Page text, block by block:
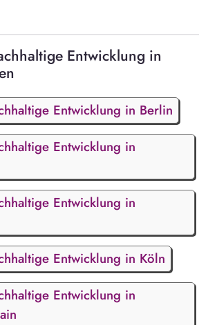
Entwicklung in
Entwicklung in Berlin
Entwicklung in
Entwicklung in
Entwicklung in Köln
Entwicklung in